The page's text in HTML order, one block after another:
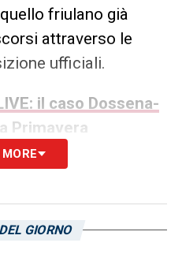
friulano già
attraverso le
ufficiali.
il caso Dossena-
Primavera
verifiche su
GIORNO